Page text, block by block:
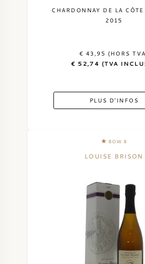
CHARDONNAY DE LA CÔTE
2015
€ 43,95 (HORS
€ 52,74 (TVA
PLUS D'INFOS
BOW 8
LOUISE BRISON